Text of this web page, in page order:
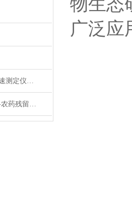
手持式土壤重金属快速测定仪主要特征及优势
菜市场蔬菜农残检测-农药残留分析仪
物生态
广泛应